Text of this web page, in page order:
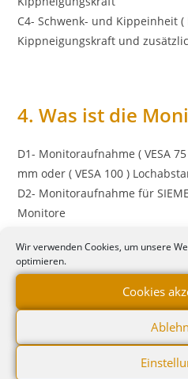
Wir verwenden Cookies, um unsere
optimieren.
Cookies
C4- Schwenk- und Kippeinheit
Kippneigungskraft und
4. Was ist die
D1- Monitoraufnahme ( VESA
mm oder ( VESA 100 )
D2- Monitoraufnahme für
Monitore
Tastaturablage
D5- Monitoraufnahme für
Ähnliche Produkte